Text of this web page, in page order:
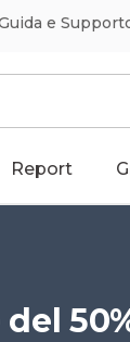
e
Report